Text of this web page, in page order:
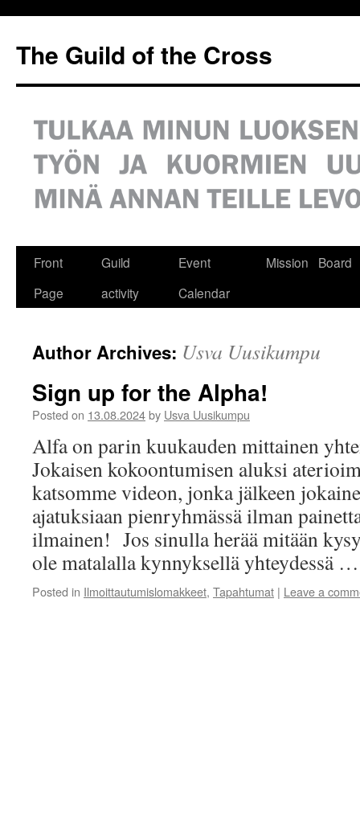
The Guild of the Cross
Front
Page
Guild
activity
Event
Calendar
Mission Board
Author Archives: Usva Uusikumpu
Sign up for the Alpha!
Posted on 13.08.2024by Usva Uusikumpu
Alfa on parin kuukauden mittainen
Jokaisen kokoontumisen aluksi
katsomme videon, jonka jälkeen
ajatuksiaan pienryhmässä ilman
ilmainen! Jos sinulla herää mitään
ole matalalla kynnyksellä yhteydessä
Posted in Ilmoittautumislomakkeet, Tapahtumat | Leave a